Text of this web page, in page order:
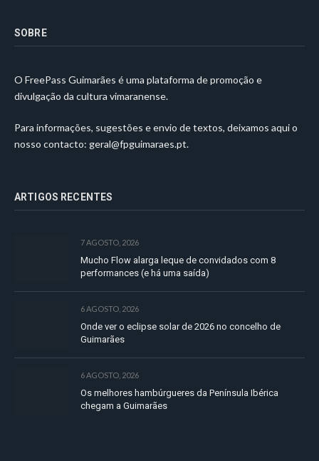
SOBRE
O FreePass Guimarães é uma plataforma de promoção e
divulgação da cultura vimaranense.
Para informações, sugestões e envio de textos, deixamos aqui o
nosso contacto: geral@fpguimaraes.pt.
ARTIGOS RECENTES
7 AGOSTO, 2026
Mucho Flow alarga leque de convidados com 8
performances (e há uma saída)
6 AGOSTO, 2026
Onde ver o eclipse solar de 2026 no concelho de
Guimarães
6 AGOSTO, 2026
Os melhores hambúrgueres da Península Ibérica
chegam a Guimarães